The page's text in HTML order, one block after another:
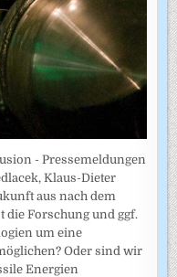
- Pressemeldungen
Klaus-Dieter
aus nach dem
die Forschung und ggf.
um eine
Oder sind wir
Energien